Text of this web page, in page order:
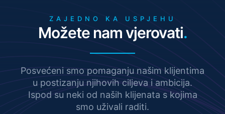
ZAJEDNO KA USPJEHU
Možete nam vjerovati.
Posvećeni smo pomaganju našim klijentima
u postizanju njihovih ciljeva i ambicija.
Ispod su neki od naših klijenata s kojima
smo uživali raditi.